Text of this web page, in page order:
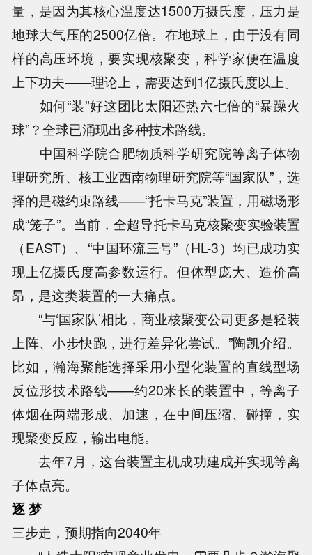
量，是因为其核心温度达1500万摄氏度，压力是
地球大气压的2500亿倍。在地球上，由于没有同
样的高压环境，要实现核聚变，科学家便在温度
上下功夫——理论上，需要达到1亿摄氏度以上。
如何“装”好这团比太阳还热六七倍的“暴躁火
球”？全球已涌现出多种技术路线。
中国科学院合肥物质科学研究院等离子体物
理研究所、核工业西南物理研究院等“国家队”，选
择的是磁约束路线——“托卡马克”装置，用磁场形
成“笼子”。当前，全超导托卡马克核聚变实验装置
（EAST）、“中国环流三号”（HL-3）均已成功实
现上亿摄氏度高参数运行。但体型庞大、造价高
昂，是这类装置的一大痛点。
“与‘国家队’相比，商业核聚变公司更多是轻装
上阵、小步快跑，进行差异化尝试。”陶凯介绍。
比如，瀚海聚能选择采用小型化装置的直线型场
反位形技术路线——约20米长的装置中，等离子
体烟在两端形成、加速，在中间压缩、碰撞，实
现聚变反应，输出电能。
去年7月，这台装置主机成功建成并实现等离
子体点亮。
逐 梦
三步走，预期指向2040年